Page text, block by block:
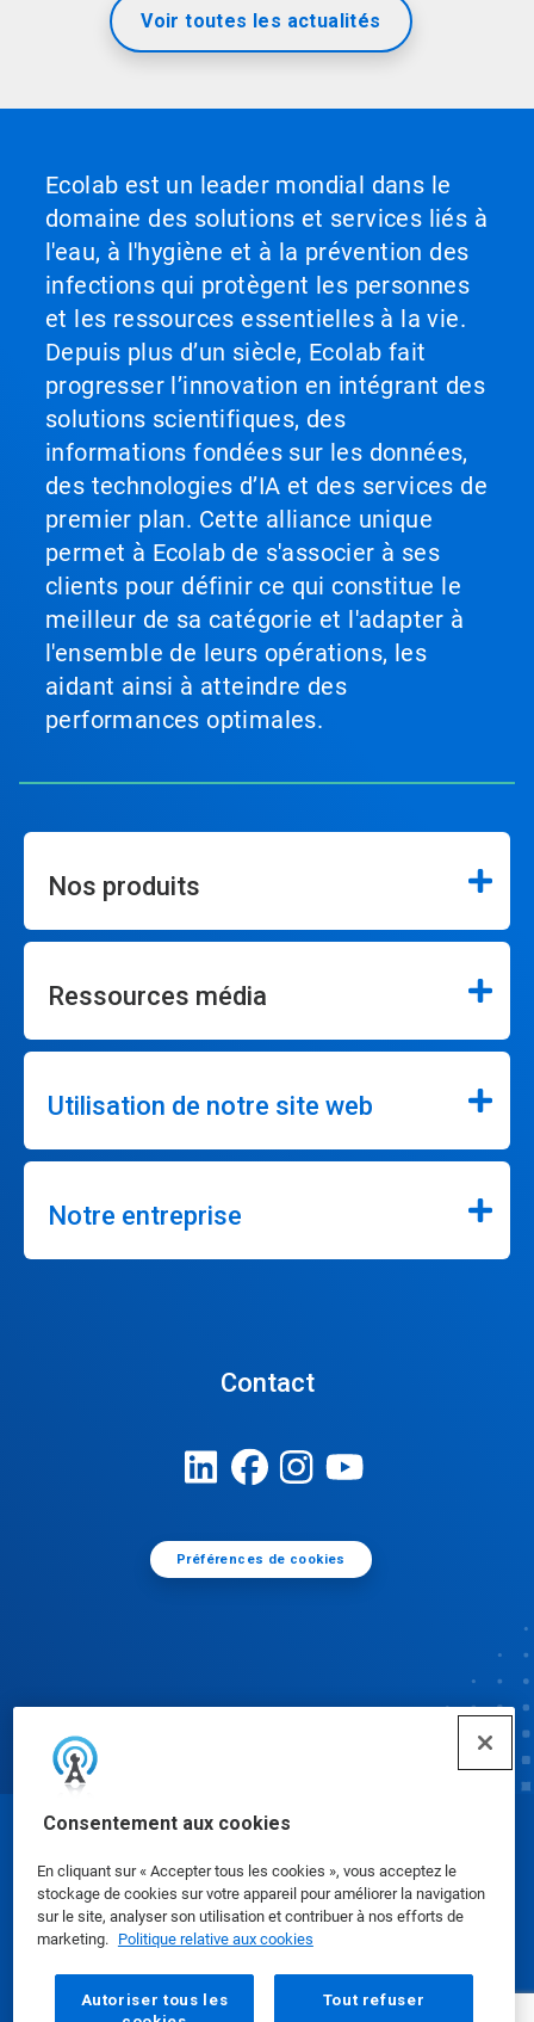
Consentement aux cookies
En cliquant sur « Accepter tous les cookies », vous acceptez le
stockage de cookies sur votre appareil pour améliorer la navigation
sur le site, analyser son utilisation et contribuer à nos efforts de
marketing. Politique relative aux cookies
Autoriser tous les
Tout refuser
Voir toutes les actualités
Ecolab est un leader mondial dans le
domaine des solutions et services liés à
l'eau, à l'hygiène et à la prévention des
infections qui protègent les personnes
et les ressources essentielles à la vie.
Depuis plus d’un siècle, Ecolab fait
progresser l’innovation en intégrant des
solutions scientifiques, des
informations fondées sur les données,
des technologies d’IA et des services de
premier plan. Cette alliance unique
permet à Ecolab de s'associer à ses
clients pour définir ce qui constitue le
meilleur de sa catégorie et l'adapter à
l'ensemble de leurs opérations, les
aidant ainsi à atteindre des
performances optimales.
Nos produits
Ressources média
Utilisation de notre site web
Notre entreprise
Contact
Préférences de cookies
Fiches de données de sécurité|Politique de
confidentialité|conditions d'utilisation